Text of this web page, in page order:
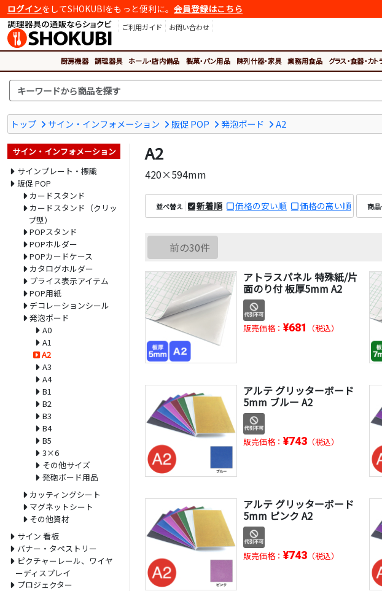
ログインをしてSHOKUBIをもっと便利に。 会員登録はこちら
ご利用ガイド
お問い合わせ
厨房機器 調理器具 ホール・店内備品 製菓・パン用品 陳列什器・家具 業務用食品 グラス・食器・カト
トップ サイン・インフォメーション 販促 POP 発泡ボード A2
A2
420×594mm
並べ替え 新着順 価格の安い順 価格の高い順 商
前の30件
アトラスパネル 特殊紙/片
面のり付 板厚5mm A2
販売価格： ¥681 （税込）
アルテ グリッターボード
5mm ブルー A2
販売価格： ¥743 （税込）
アルテ グリッターボード
5mm ピンク A2
販売価格： ¥743 （税込）
サイン・インフォメーション
サインプレート・標識
販促 POP
カードスタンド
カードスタンド（クリッ
プ型）
POPスタンド
POPホルダー
POPカードケース
カタログホルダー
プライス表示アイテム
POP用紙
デコレーションシール
発泡ボード
A0
A1
A2
A3
A4
B1
B2
B3
B4
B5
3×6
その他サイズ
発砲ボード用品
カッティングシート
マグネットシート
その他資材
サイン 看板
バナー・タペストリー
ピクチャーレール、ワイヤ
ーディスプレイ
プロジェクター